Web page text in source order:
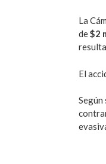
La
de$2
El